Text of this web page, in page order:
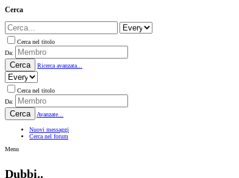
Cerca
Cerca nel titolo
Da:
Cerca Ricerca avanzata...
Cerca nel titolo
Da:
Cerca Avanzate...
Nuovi messaggi
Cerca nel forum
Menu
Dubbi..